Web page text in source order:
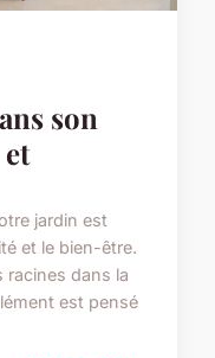
son
jardin est
et le bien-être.
racines dans la
est pensé